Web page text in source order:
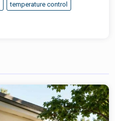
temperature control